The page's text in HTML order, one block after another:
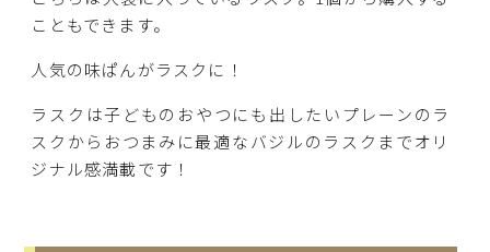
こともできます。
人気の味ぱんがラスクに！
ラスクは子どものおやつにも出したいプレーンのラ
スクからおつまみに最適なバジルのラスクまでオリ
ジナル感満載です！